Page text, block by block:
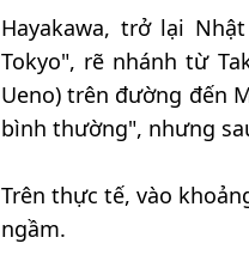
Hayakawa, trở lại
Tokyo", rẽ nhánh từ
Ueno) trên đường đến
bình thường", nhưng
Trên thực tế, vào
ngầm.